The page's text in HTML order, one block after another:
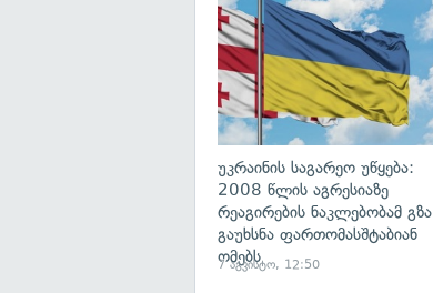
უკრაინის საგარეო უწყება:
2008 წლის აგრესიაზე
რეაგირების ნაკლებობამ გზა
გაუხსნა ფართომასშტაბიან
ომებს
7 აგვისტო, 12:50